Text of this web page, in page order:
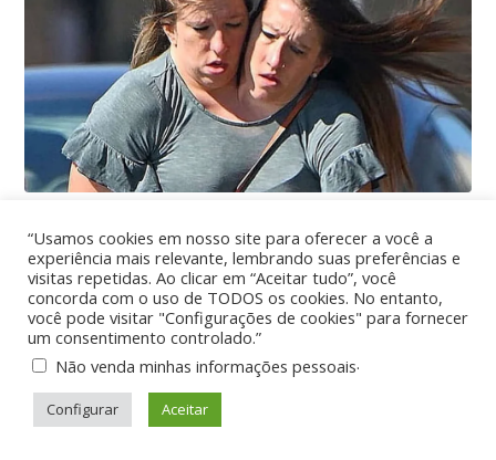
“Usamos cookies em nosso site para oferecer a você a
experiência mais relevante, lembrando suas preferências e
visitas repetidas. Ao clicar em “Aceitar tudo”, você
concorda com o uso de TODOS os cookies. No entanto,
você pode visitar "Configurações de cookies" para fornecer
um consentimento controlado.”
Não venda minhas informações pessoais.
Configurar Aceitar